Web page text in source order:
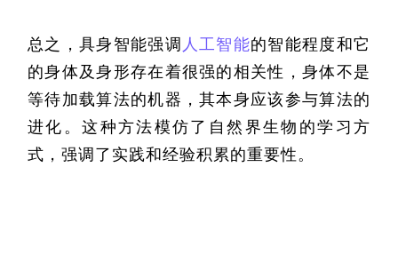
总之，具身智能强调 人工智能的智能程度和它
的身体及身形存在着很强的相关性，身体不是
等待加载算法的机器，其本身应该参与算法的
进化。这种方法模仿了自然界生物的学习方
式，强调了实践和经验积累的重要性。